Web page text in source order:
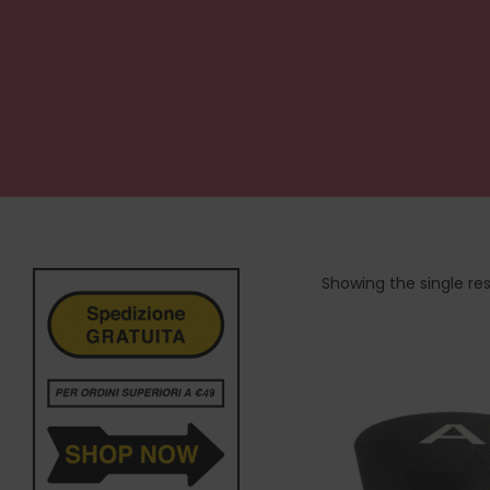
Showing the single